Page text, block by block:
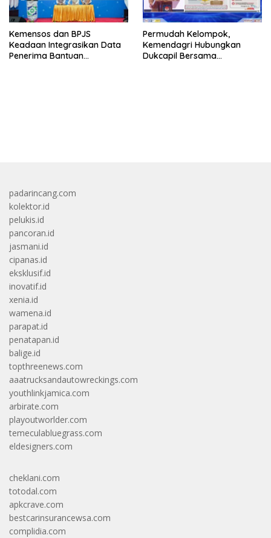
Kemensos dan BPJS
Keadaan Integrasikan Data
Penerima Bantuan
Permudah Kelompok,
Kemendagri Hubungkan
Dukcapil Bersama
padarincang.com
kolektor.id
pelukis.id
pancoran.id
jasmani.id
cipanas.id
eksklusif.id
inovatif.id
xenia.id
wamena.id
parapat.id
penatapan.id
balige.id
topthreenews.com
aaatrucksandautowreckings.com
youthlinkjamica.com
arbirate.com
playoutworlder.com
temeculabluegrass.com
eldesigners.com
cheklani.com
totodal.com
apkcrave.com
bestcarinsurancewsa.com
complidia.com